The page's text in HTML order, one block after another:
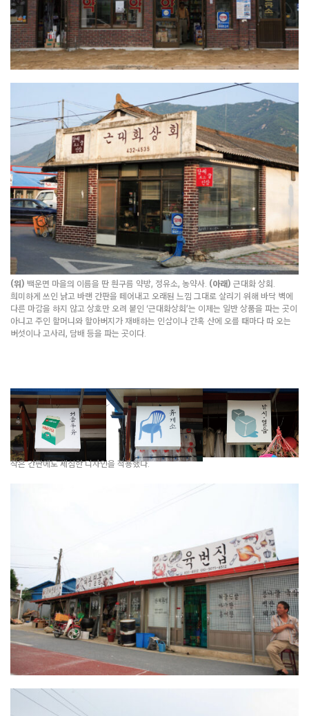
(위) 백운면 마을의 이름을 딴 흰구름 약방, 정유소, 농약사. (아래) 근대화 상회.
희미하게 쓰인 낡고 바랜 간판을 떼어내고 오래된 느낌 그대로 살리기 위해 바닥 벽에
다른 마감을 하지 않고 상호만 오려 붙인 ‘근대화상회’는 이제는 일반 상품을 파는 곳이
아니고 주인 할머니와 할아버지가 재배하는 인삼이나 간혹 산에 오를 때마다 따 오는
버섯이나 고사리, 담배 등을 파는 곳이다.
작은 간판에도 세심한 디자인을 적용했다.